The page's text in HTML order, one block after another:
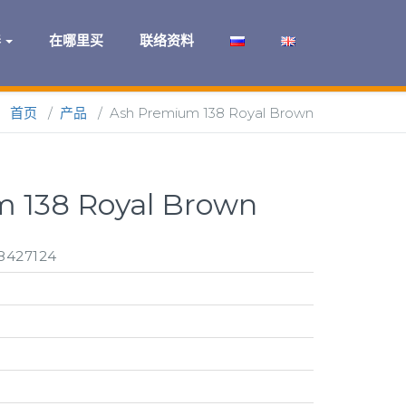
在哪里买 联络资料
首页 / 产品 / Ash Premium 138 Royal Brown
138 Royal Brown